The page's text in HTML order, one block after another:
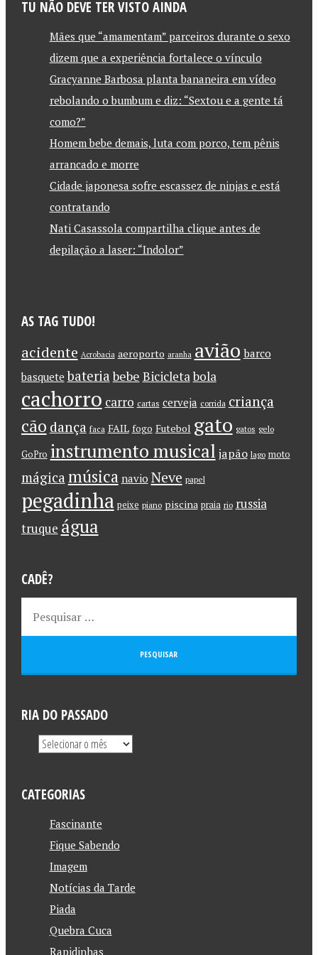
TU NÃO DEVE TER VISTO AINDA
Mães que “amamentam” parceiros durante o sexo
dizem que a experiência fortalece o vínculo
Gracyanne Barbosa planta bananeira em vídeo
rebolando o bumbum e diz: “Sextou e a gente tá
como?”
Homem bebe demais, luta com porco, tem pênis
arrancado e morre
Cidade japonesa sofre escassez de ninjas e está
contratando
Nati Casassola compartilha clique antes de
depilação a laser: “Indolor”
AS TAG TUDO!
acidente Acrobacia aeroporto aranha avião barco
basquete bateriabebe Bicicletabola
cachorro carro cartas cerveja corrida criança
cão dança faca FAIL fogo Futebol gato gatos gelo
GoPro instrumento musical japão lago moto
mágica música navio Neve papel
pegadinha peixe piano piscina praia rio russia
truque água
CADÊ?
RIA DO PASSADO
CATEGORIAS
Fascinante
Fique Sabendo
Imagem
Notícias da Tarde
Piada
Quebra Cuca
Rapidinhas